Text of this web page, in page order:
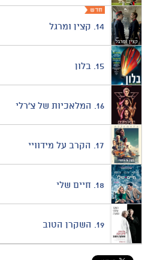
14. קצין ומרגל
15. בלון
16. המלאכיות של צ'רלי
17. הקרב על מידוויי
18. חיים שלי
19. השקרן הטוב